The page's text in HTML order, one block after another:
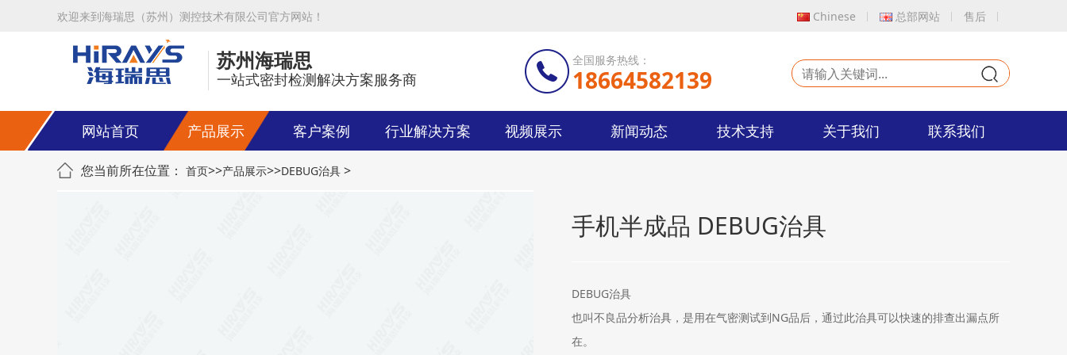
欢迎来到海瑞思（苏州）测控技术有限公司官方网站！ Chinese 总部网站 售后
苏州海瑞思
一站式密封检测解决方案服务商
全国服务热线：
18664582139
网站首页 产品展示 客户案例 行业解决方案 视频展示 新闻动态 技术支持 关于我们 联系我们
您当前所在位置： 首页>>产品展示>>DEBUG治具 >
手机半成品 DEBUG治具
DEBUG治具
也叫不良品分析治具，是用在气密测试到NG品后，通过此治具可以快速的排查出漏点所
在。